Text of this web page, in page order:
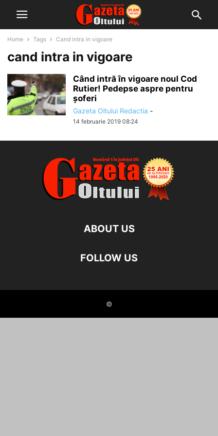
Home Tags Cand intra in vigoare
cand intra in vigoare
Când intră în vigoare noul Cod
Rutier! Pedepse aspre pentru
șoferi
Gazeta Oltului Redactia -
14 februarie 2019 08:24
ABOUT US
FOLLOW US
©